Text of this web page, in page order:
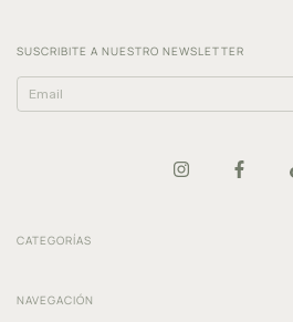
SUSCRIBITE A NUESTRO NEWSLETTER
CATEGORÍAS
NAVEGACIÓN